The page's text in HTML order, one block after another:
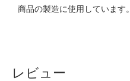
商品の製造に使用しています。
レビュー